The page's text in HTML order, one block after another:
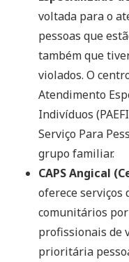
voltada para o
pessoas que
também que
violados. O
Atendimento
Indivíduos
Serviço Para
grupo familiar.
CAPS Angical
oferece serviços
comunitários
profissionais de
prioritária